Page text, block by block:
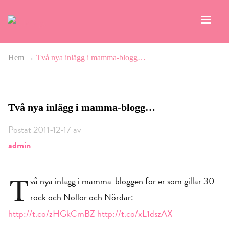
Hem → Två nya inlägg i mamma-blogg…
Två nya inlägg i mamma-blogg…
Postat 2011-12-17 av
admin
Två nya inlägg i mamma-bloggen för er som gillar 30
rock och Nollor och Nördar:
http://t.co/zHGkCmBZ http://t.co/xL1dszAX